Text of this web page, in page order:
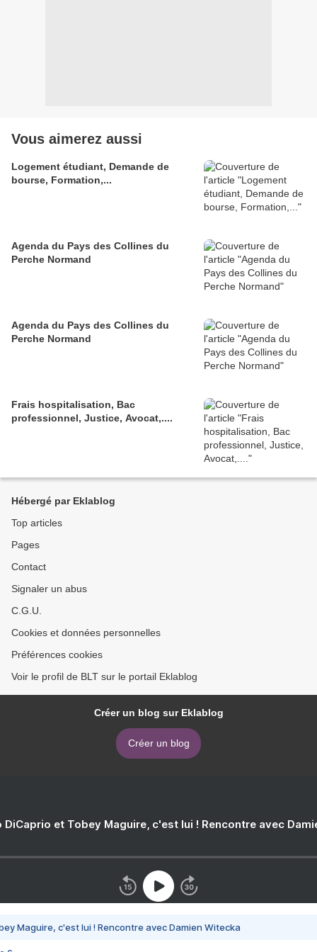
Vous aimerez aussi
Logement étudiant, Demande de
bourse, Formation,...
Agenda du Pays des Collines du
Perche Normand
Agenda du Pays des Collines du
Perche Normand
Frais hospitalisation, Bac
professionnel, Justice, Avocat,....
Hébergé par Eklablog
Top articles
Pages
Contact
Signaler un abus
C.G.U.
Cookies et données personnelles
Préférences cookies
Voir le profil de BLT sur le portail Eklablog
Créer un blog sur Eklablog
Créer un blog
DiCaprio et Tobey Maguire, c'est lui ! Rencontre avec
Maguire, c'est lui ! Rencontre avec Damien Witecka